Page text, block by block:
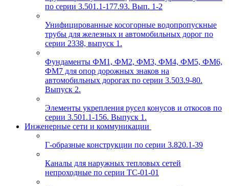
по серии 3.501.1-177.93. Вып. 1-2
Унифицированные косогорные водопропускные
трубы для железных и автомобильных дорог по
серии 2338, выпуск 1.
Фундаменты ФМ1, ФМ2, ФМ3, ФМ4, ФМ5, ФМ6,
ФМ7 для опор дорожных знаков на
автомобильных дорогах по серии 3.503.9-80.
Выпуск 2.
Элементы укрепления русел конусов и откосов по
серии 3.501.1-156. Выпуск 1.
Инженерные сети и коммуникации
Г-образные конструкции по серии 3.820.1-39
Каналы для наружных тепловых сетей
непроходные по серии ТС-01-01